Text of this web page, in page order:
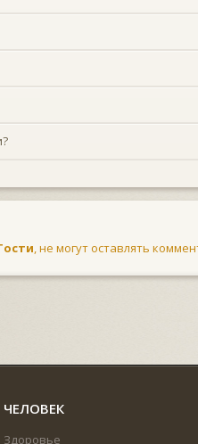
, не могут оставлять
ЧЕЛОВЕК
Здоровье